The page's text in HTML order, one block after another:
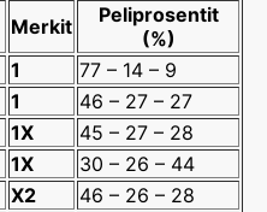
Merkit
Peliprosentit
(%)
1
77 – 14 – 9
1
46 – 27 – 27
1X
45 – 27 – 28
1X
30 – 26 – 44
X2
46 – 26 – 28